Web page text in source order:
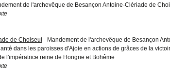
de l'archevêque de Besançon Antoine-Clériade de
de Choiseul - Mandement de l'archevêque de Besançon
dans les paroisses d'Ajoie en actions de grâces de la
l'impératrice reine de Hongrie et Bohême